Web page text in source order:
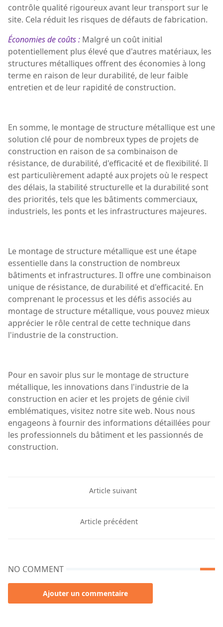
contrôle qualité rigoureux avant leur transport sur le
site. Cela réduit les risques de défauts de fabrication.
Économies de coûts : Malgré un coût initial
potentiellement plus élevé que d'autres matériaux, les
structures métalliques offrent des économies à long
terme en raison de leur durabilité, de leur faible
entretien et de leur rapidité de construction.
En somme, le montage de structure métallique est une
solution clé pour de nombreux types de projets de
construction en raison de sa combinaison de
résistance, de durabilité, d'efficacité et de flexibilité. Il
est particulièrement adapté aux projets où le respect
des délais, la stabilité structurelle et la durabilité sont
des priorités, tels que les bâtiments commerciaux,
industriels, les ponts et les infrastructures majeures.
Le montage de structure métallique est une étape
essentielle dans la construction de nombreux
bâtiments et infrastructures. Il offre une combinaison
unique de résistance, de durabilité et d'efficacité. En
comprenant le processus et les défis associés au
montage de structure métallique, vous pouvez mieux
apprécier le rôle central de cette technique dans
l'industrie de la construction.
Pour en savoir plus sur le montage de structure
métallique, les innovations dans l'industrie de la
construction en acier et les projets de génie civil
emblématiques, visitez notre site web. Nous nous
engageons à fournir des informations détaillées pour
les professionnels du bâtiment et les passionnés de
construction.
Article suivant
Article précédent
NO COMMENT
Ajouter un commentaire